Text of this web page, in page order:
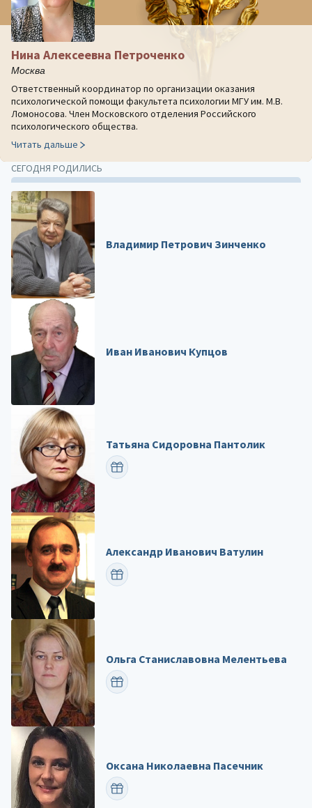
Нина Алексеевна Петроченко
Москва
Ответственный координатор по организации оказания
психологической помощи факультета психологии МГУ им. М.В.
Ломоносова. Член Московского отделения Российского
психологического общества.
Читать дальше
СЕГОДНЯ РОДИЛИСЬ
Владимир Петрович Зинченко
Иван Иванович Купцов
Татьяна Сидоровна Пантолик
ПОЗДРАВИТЬ
Александр Иванович Ватулин
ПОЗДРАВИТЬ
Ольга Станиславовна Мелентьева
ПОЗДРАВИТЬ
Оксана Николаевна Пасечник
ПОЗДРАВИТЬ